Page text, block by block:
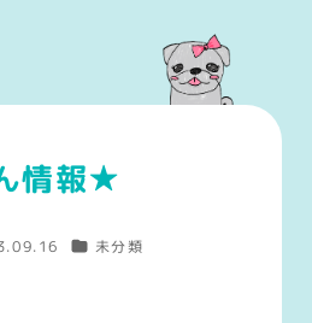
情報★
カテゴリー
未分類